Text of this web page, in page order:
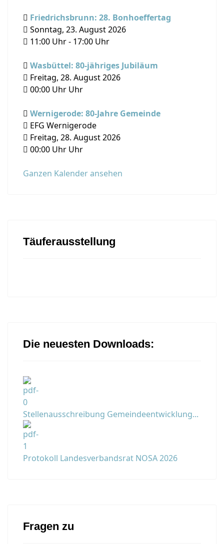
Friedrichsbrunn: 28. Bonhoeffertag
Sonntag, 23. August 2026
11:00 Uhr - 17:00 Uhr
Wasbüttel: 80-jähriges Jubiläum
Freitag, 28. August 2026
00:00 Uhr Uhr
Wernigerode: 80-Jahre Gemeinde
EFG Wernigerode
Freitag, 28. August 2026
00:00 Uhr Uhr
Ganzen Kalender ansehen
Täuferausstellung
Die neuesten Downloads:
Stellenausschreibung Gemeindeentwicklung...
Protokoll Landesverbandsrat NOSA 2026
Fragen zu